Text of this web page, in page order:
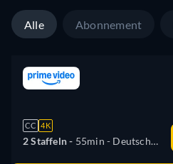
Portugiesisch, Türkisch
Alle Abonnement
CC 4K
2 Staffeln - 55min - Deutsch,